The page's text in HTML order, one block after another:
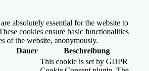
absolutely essential for the website to
cookies ensure basic functionalities
of the website, anonymously.
Dauer Beschreibung
This cookie is set by GDPR